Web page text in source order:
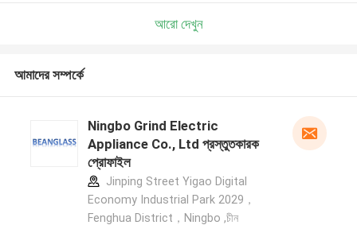
আরো দেখুন
আমাদের সম্পর্কে
Ningbo Grind Electric
Appliance Co., Ltd প্রস্তুতকারক
প্রোফাইল
Jinping Street Yigao Digital
Economy Industrial Park 2029，
Fenghua District，Ningbo ,চীন